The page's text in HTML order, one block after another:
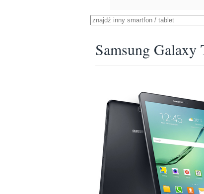
Samsung